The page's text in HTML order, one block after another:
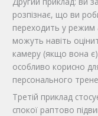
розпізнає, що ви
переходить у режим
можуть навіть
камеру (якщо вона
особливо корисно
персонального
Третій приклад
спокої раптово